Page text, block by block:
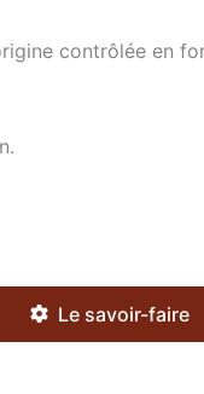
contrôlée en
Le savoir-faire